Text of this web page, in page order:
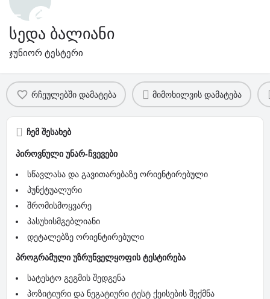
სედა ბალიანი
ჯუნიორ ტესტერი
პროფილი კომენტარები და შეფასება
რჩეულებში დამატება მიმოხილვის დამატება
ჩემ შესახებ
პიროვნული უნარ-ჩვევები
სწავლასა და გავითარებაზე ორიენტირებული
პუნქტუალური
შრომისმოყვარე
პასუხისმგებლიანი
დეტალებზე ორიენტირებული
პროგრამული უზრუნველყოფის ტესტირება
სატესტო გეგმის შედგენა
პოზიტიური და ნეგატიური ტესტ ქეისების შექმნა